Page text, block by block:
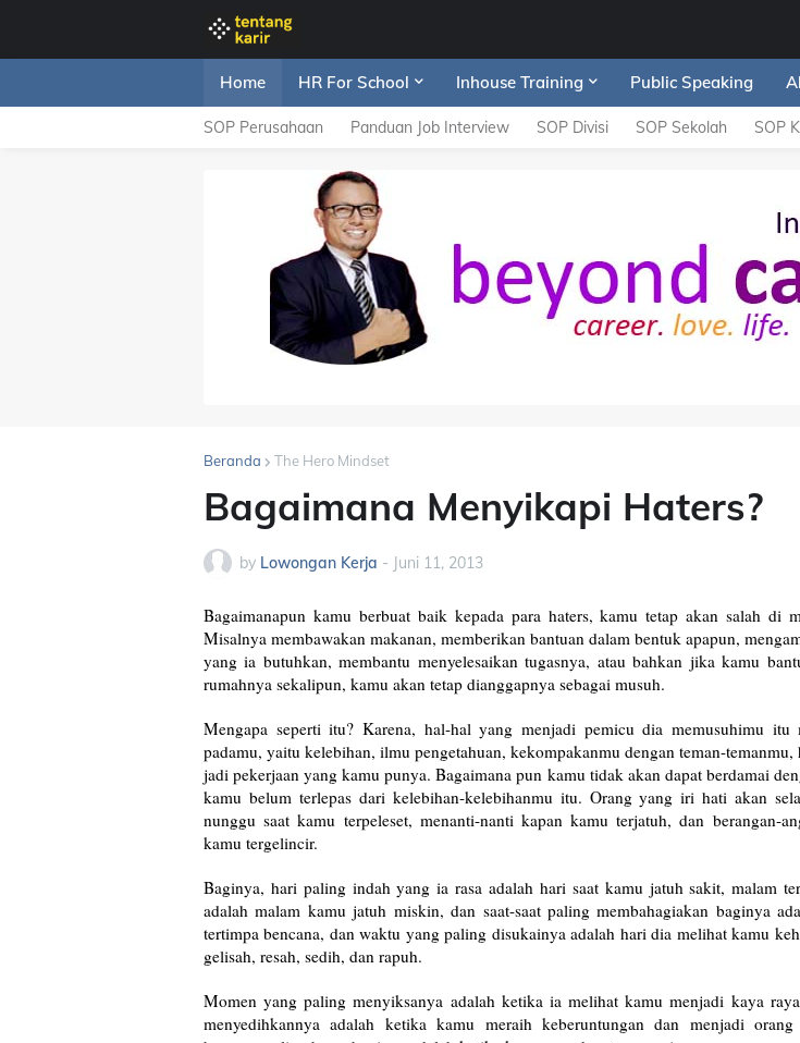
Home HR For School Inhouse Training Public Speaking
SOP Perusahaan Panduan Job Interview SOP Divisi SOP Sekolah SOP
Beranda The Hero Mindset
Bagaimana Menyikapi Haters?
by Lowongan Kerja - Juni 11, 2013
Bagaimanapun kamu berbuat baik kepada para haters, kamu tetap akan salah di
Misalnya membawakan makanan, memberikan bantuan dalam bentuk apapun,
yang ia butuhkan, membantu menyelesaikan tugasnya, atau bahkan jika kamu
rumahnya sekalipun, kamu akan tetap dianggapnya sebagai musuh.
Mengapa seperti itu? Karena, hal-hal yang menjadi pemicu dia memusuhimu itu
padamu, yaitu kelebihan, ilmu pengetahuan, kekompakanmu dengan teman-temanmu,
jadi pekerjaan yang kamu punya. Bagaimana pun kamu tidak akan dapat berdamai
kamu belum terlepas dari kelebihan-kelebihanmu itu. Orang yang iri hati akan
nunggu saat kamu terpeleset, menanti-nanti kapan kamu terjatuh, dan berangan-
kamu tergelincir.
Baginya, hari paling indah yang ia rasa adalah hari saat kamu jatuh sakit, malam
adalah malam kamu jatuh miskin, dan saat-saat paling membahagiakan baginya
tertimpa bencana, dan waktu yang paling disukainya adalah hari dia melihat kamu
gelisah, resah, sedih, dan rapuh.
Momen yang paling menyiksanya adalah ketika ia melihat kamu menjadi kaya
menyedihkannya adalah ketika kamu meraih keberuntungan dan menjadi